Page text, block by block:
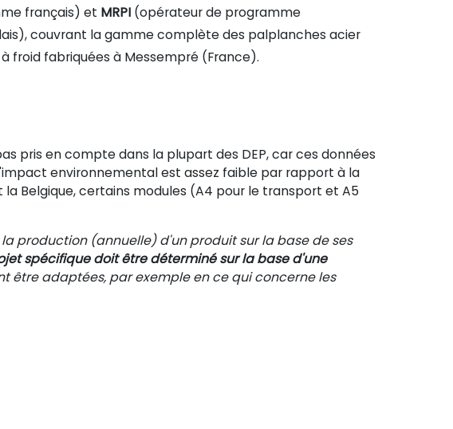
français) et MRPI(opérateur de programme
couvrant la gamme complète des palplanches acier
froid fabriquées à Messempré (France).
pris en compte dans la plupart des DEP, car ces données
environnemental est assez faible par rapport à la
Belgique, certains modules (A4 pour le transport et A5
production (annuelle) d'un produit sur la base de ses
spécifique doit être déterminé sur la base d'une
être adaptées, par exemple en ce qui concerne les